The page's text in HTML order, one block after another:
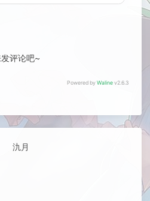
评论吧~
Powered by Waline v2.6.3